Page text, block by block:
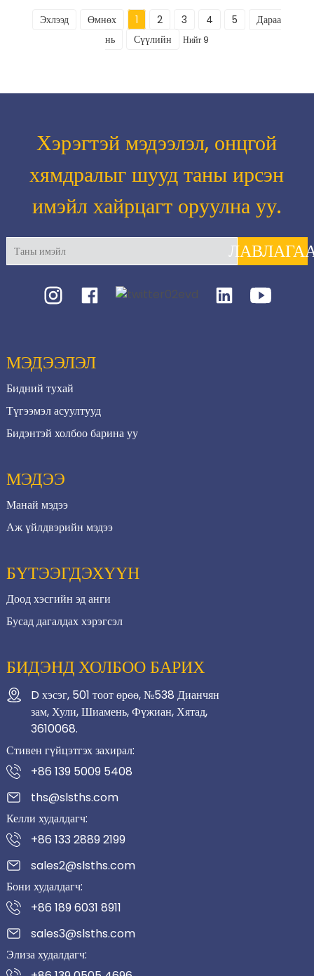
Эхлээд Өмнөх 1 2 3 4 5
Дараа
нь
Сүүлийн Нийт 9
Хэрэгтэй мэдээлэл, онцгой
хямдралыг шууд таны ирсэн
имэйл хайрцагт оруулна уу.
МЭДЭЭЛЭЛ
Бидний тухай
Түгээмэл асуултууд
Бидэнтэй холбоо барина уу
МЭДЭЭ
Манай мэдээ
Аж үйлдвэрийн мэдээ
БҮТЭЭГДЭХҮҮН
Доод хэсгийн эд анги
Бусад дагалдах хэрэгсэл
БИДЭНД ХОЛБОО БАРИХ
D хэсэг, 501 тоот өрөө, №538 Дианчян
зам, Хули, Шиамень, Фүжиан, Хятад,
3610068.
Стивен гүйцэтгэх захирал:
+86 139 5009 5408
ths@slsths.com
Келли худалдагч:
+86 133 2889 2199
sales2@slsths.com
Бони худалдагч:
+86 189 6031 8911
sales3@slsths.com
Элиза худалдагч: